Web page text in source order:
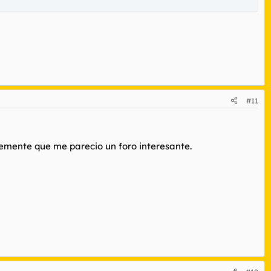
#11
que me parecio un foro interesante.